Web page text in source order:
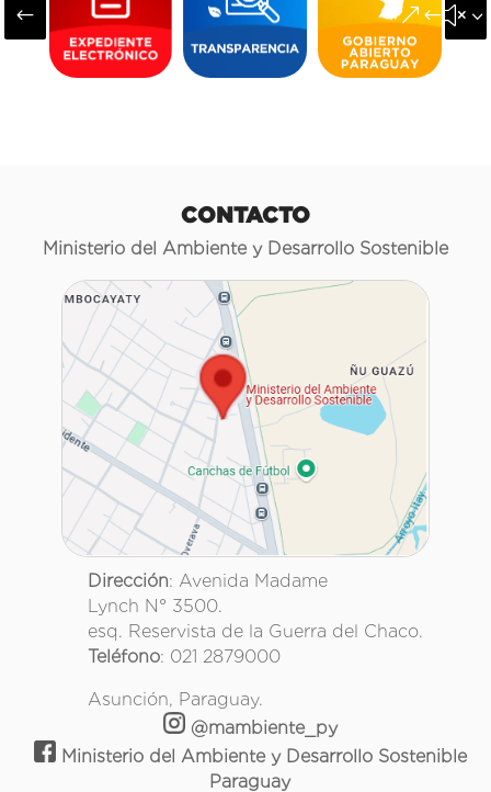
#
CONTACTO
Ministerio del Ambiente y Desarrollo Sostenible
Dirección: Avenida Madame
Lynch N° 3500.
esq. Reservista de la Guerra del Chaco.
Teléfono: 021 2879000
Asunción, Paraguay.
@mambiente_py
Ministerio del Ambiente y Desarrollo Sostenible
Paraguay